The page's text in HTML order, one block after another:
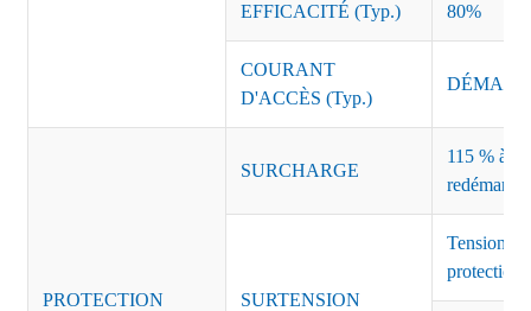
EFFICACITÉ (Typ.) 80%
COURANT
D'ACCÈS (Typ.)
PROTECTION
SURCHARGE
115 % à
SURTENSION
Tension
protection